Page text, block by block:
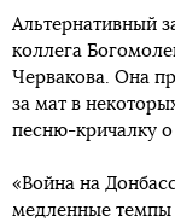
Альтернативный
коллега
Червакова. Она
за мат в
песню-кричалку
«Война на
медленные темпы